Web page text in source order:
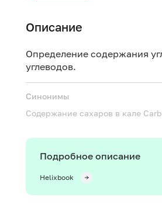
Описание
Определение содержания
углеводов.
Синонимы
Содержание сахаров в кале
Подробное описание
Helixbook